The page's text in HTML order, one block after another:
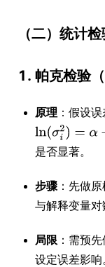
（二）统计
1. 帕克检验
原理 ：假设
是否显著。
步骤：先做
与解释变量对
局限 ：需预
设定误差影响